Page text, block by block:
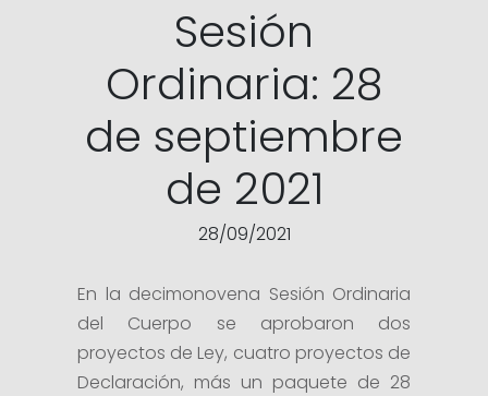
Sesión
Ordinaria: 28
de septiembre
de 2021
28/09/2021
En la decimonovena Sesión Ordinaria
del Cuerpo se aprobaron dos
proyectos de Ley, cuatro proyectos de
Declaración, más un paquete de 28